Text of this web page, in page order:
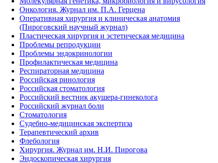
Онкология. Журнал им. П.А. Герцена
Оперативная хирургия и клиническая анатомия
(Пироговский научный журнал)
Пластическая хирургия и эстетическая медицина
Проблемы репродукции
Проблемы эндокринологии
Профилактическая медицина
Респираторная медицина
Российская ринология
Российская стоматология
Российский вестник акушера-гинеколога
Российский журнал боли
Стоматология
Судебно-медицинская экспертиза
Терапевтический архив
Флебология
Хирургия. Журнал им. Н.И. Пирогова
Эндоскопическая хирургия